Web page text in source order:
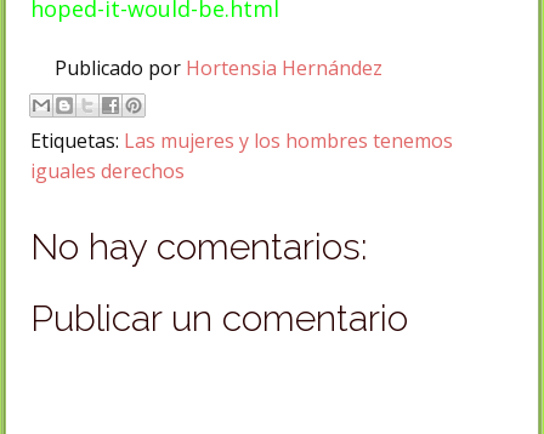
hoped-it-would-be.html
Publicado por Hortensia Hernández
Etiquetas: Las mujeres y los hombres tenemos
iguales derechos
No hay comentarios:
Publicar un comentario